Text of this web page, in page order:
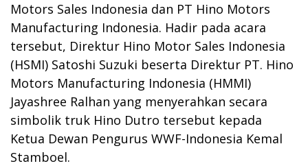
Motors Sales Indonesia dan PT Hino Motors
Manufacturing Indonesia. Hadir pada acara
tersebut, Direktur Hino Motor Sales Indonesia
(HSMI) Satoshi Suzuki beserta Direktur PT. Hino
Motors Manufacturing Indonesia (HMMI)
Jayashree Ralhan yang menyerahkan secara
simbolik truk Hino Dutro tersebut kepada
Ketua Dewan Pengurus WWF-Indonesia Kemal
Stamboel.